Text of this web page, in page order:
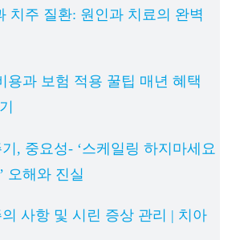
치주 질환: 원인과 치료의 완벽
용과 보험 적용 꿀팁 매년 혜택
, 중요성- ‘스케일링 하지마세요
오해와 진실
사항 및 시린 증상 관리 | 치아